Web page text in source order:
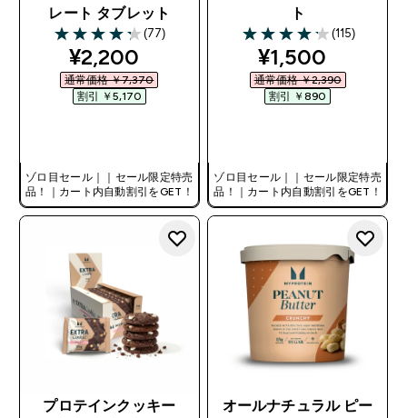
レート タブレット
4.23 out of 5 stars
(77)
discounted price
¥2,200‎
通常価格 ￥7,370‎
割引 ￥5,170‎
ゾロ目セール｜｜セール限定特売
品！｜カート内自動割引をGET！
ト
4.19 out of 5 stars
(115)
discounted
¥1,500‎
通常価格 ￥2,390‎
割引 ￥890‎
ゾロ目セール｜｜セール限定特売
品！｜カート内自動割引をGET！
プロテインクッキー
オールナチュラル ピー